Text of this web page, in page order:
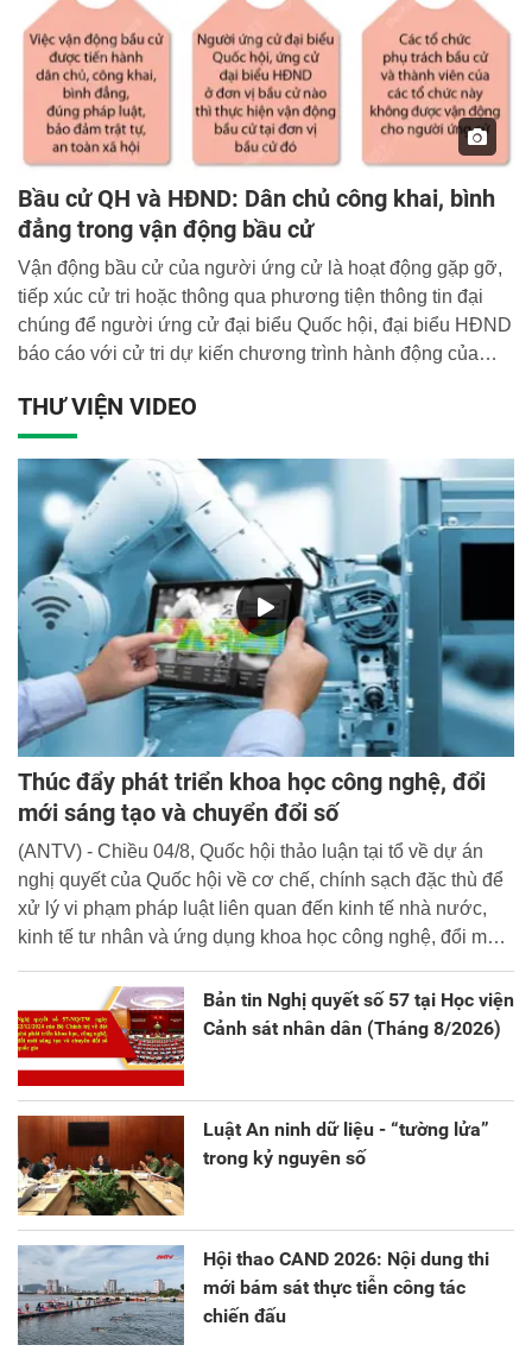
Bầu cử QH và HĐND: Dân chủ công khai, bình
đẳng trong vận động bầu cử
Vận động bầu cử của người ứng cử là hoạt động gặp gỡ,
tiếp xúc cử tri hoặc thông qua phương tiện thông tin đại
chúng để người ứng cử đại biểu Quốc hội, đại biểu HĐND
báo cáo với cử tri dự kiến chương trình hành động của
bầu làm đại biểu Quốc hội hoặc đại biểu HĐND, đồng thời
trao đổi những vấn đề mà cử tri quan tâm, tạo điều kiện để
cử tri tiếp xúc và hiểu rõ hơn người ứng cử để cân nhắc
bầu chọn những người đủ tiêu chuẩn.
THƯ VIỆN VIDEO
Thúc đẩy phát triển khoa học công nghệ, đổi
mới sáng tạo và chuyển đổi số
(ANTV) - Chiều 04/8, Quốc hội thảo luận tại tổ về dự án
nghị quyết của Quốc hội về cơ chế, chính sạch đặc thù để
xử lý vi phạm pháp luật liên quan đến kinh tế nhà nước,
kinh tế tư nhân và ứng dụng khoa học công nghệ, đổi mới
Bản tin Nghị quyết số 57 tại Học viện
Cảnh sát nhân dân (Tháng 8/2026)
Luật An ninh dữ liệu - “tường lửa”
trong kỷ nguyên số
Hội thao CAND 2026: Nội dung thi
mới bám sát thực tiễn công tác
chiến đấu